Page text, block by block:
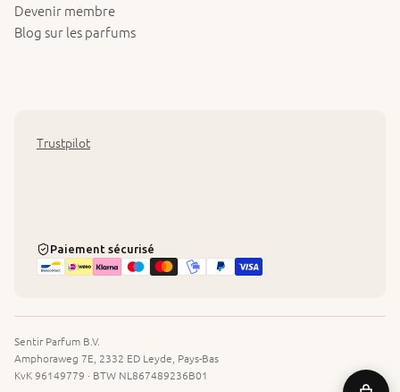
Devenir membre
Blog sur les parfums
Trustpilot
Paiement sécurisé
Sentir Parfum B.V.
Amphoraweg 7E, 2332 ED Leyde, Pays-Bas
KvK 96149779 · BTW NL867489236B01